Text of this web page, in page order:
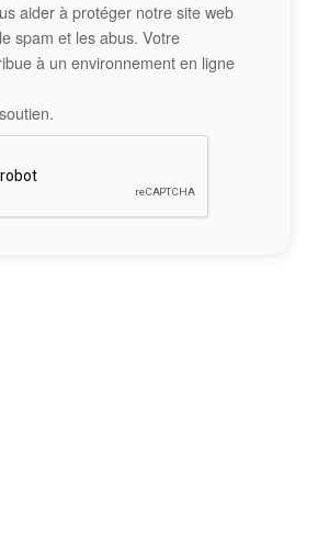
aider à protéger notre site web
spam et les abus. Votre
à un environnement en ligne